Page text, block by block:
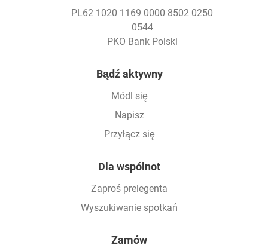
PL62 1020 1169 0000 8502 0250
0544
PKO Bank Polski
Bądź aktywny
Módl się
Napisz
Przyłącz się
Dla wspólnot
Zaproś prelegenta
Wyszukiwanie spotkań
Zamów